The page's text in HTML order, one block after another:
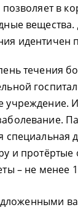
в
идентичен
течения
учреждение.
и
– не менее